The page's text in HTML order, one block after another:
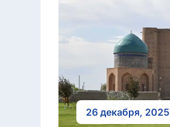
26 декабря, 2025